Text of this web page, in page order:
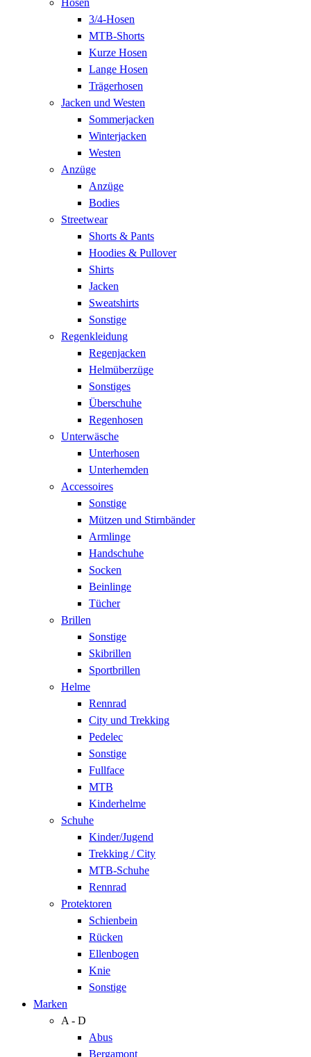
3/4-Hosen
MTB-Shorts
Kurze Hosen
Lange Hosen
Trägerhosen
Jacken und Westen
Sommerjacken
Winterjacken
Westen
Anzüge
Anzüge
Bodies
Streetwear
Shorts & Pants
Hoodies & Pullover
Shirts
Jacken
Sweatshirts
Sonstige
Regenkleidung
Regenjacken
Helmüberzüge
Sonstiges
Überschuhe
Regenhosen
Unterwäsche
Unterhosen
Unterhemden
Accessoires
Sonstige
Mützen und Stirnbänder
Armlinge
Handschuhe
Socken
Beinlinge
Tücher
Brillen
Sonstige
Skibrillen
Sportbrillen
Helme
Rennrad
City und Trekking
Pedelec
Sonstige
Fullface
MTB
Kinderhelme
Schuhe
Kinder/Jugend
Trekking / City
MTB-Schuhe
Rennrad
Protektoren
Schienbein
Rücken
Ellenbogen
Knie
Sonstige
Marken
A - D
Abus
Bergamont